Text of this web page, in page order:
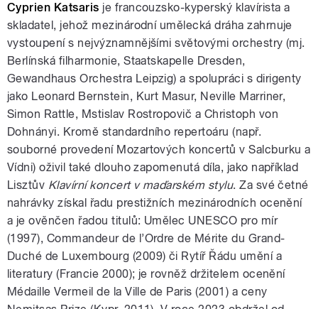
Cyprien Katsaris je francouzsko-kyperský klavírista a
skladatel, jehož mezinárodní umělecká dráha zahrnuje
vystoupení s nejvýznamnějšími světovými orchestry (mj.
Berlínská filharmonie, Staatskapelle Dresden,
Gewandhaus Orchestra Leipzig) a spolupráci s dirigenty
jako Leonard Bernstein, Kurt Masur, Neville Marriner,
Simon Rattle, Mstislav Rostropovič a Christoph von
Dohnányi. Kromě standardního repertoáru (např.
souborné provedení Mozartových koncertů v Salcburku a
Vídni) oživil také dlouho zapomenutá díla, jako například
Lisztův Klavírní koncert v maďarském stylu. Za své četné
nahrávky získal řadu prestižních mezinárodních ocenění
a je ověnčen řadou titulů: Umělec UNESCO pro mír
(1997), Commandeur de l’Ordre de Mérite du Grand-
Duché de Luxembourg (2009) či Rytíř Řádu umění a
literatury (Francie 2000); je rovněž držitelem ocenění
Médaille Vermeil de la Ville de Paris (2001) a ceny